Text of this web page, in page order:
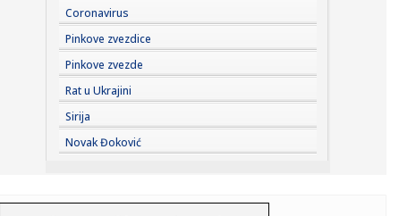
18:56:Srpski kardiolog o simptomima toplotnog udara: Jedan
nikako ne bi...
18:56:Ne bacajte ovu tečnost: Sačuvajte za cvijeće, bujaće kao
nika...
18:56:Vučić: "U gašenje požara u Deliblatskoj peščari biće uklju...
Coronavirus
Pinkove zvezdice
Pinkove zvezde
Rat u Ukrajini
Sirija
Novak Đoković